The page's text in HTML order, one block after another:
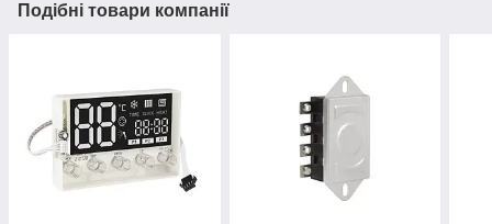
Подібні товари компанії